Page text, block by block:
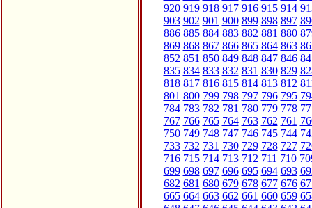
920 919 918 917 916 915 914
903 902 901 900 899 898 897
886 885 884 883 882 881 880
869 868 867 866 865 864 863
852 851 850 849 848 847 846
835 834 833 832 831 830 829
818 817 816 815 814 813 812
801 800 799 798 797 796 795
784 783 782 781 780 779 778
767 766 765 764 763 762 761
750 749 748 747 746 745 744
733 732 731 730 729 728 727
716 715 714 713 712 711 710
699 698 697 696 695 694 693
682 681 680 679 678 677 676
665 664 663 662 661 660 659